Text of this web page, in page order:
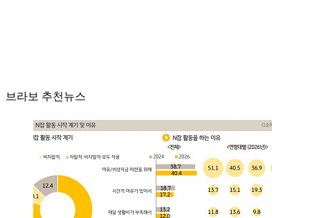
브라보 추천뉴스